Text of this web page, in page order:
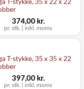
pr. stk. | inkl. moms
374,00 kr.
T-stykke, 35 x 35 x 22
pr. stk. | inkl. moms
397,00 kr.